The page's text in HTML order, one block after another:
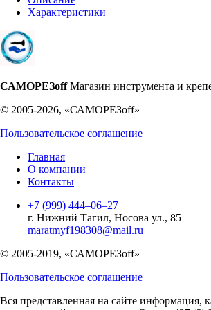
Характеристики
САМОРЕЗoff Магазин инструмента и
© 2005-2026, «САМОРЕЗoff»
Пользовательское соглашение
Главная
О компании
Контакты
+7 (999) 444‒06‒27
г. Нижний Тагил, Носова ул., 85
maratmyf198308@mail.ru
© 2005-2019, «САМОРЕЗoff»
Пользовательское соглашение
Вся представленная на сайте